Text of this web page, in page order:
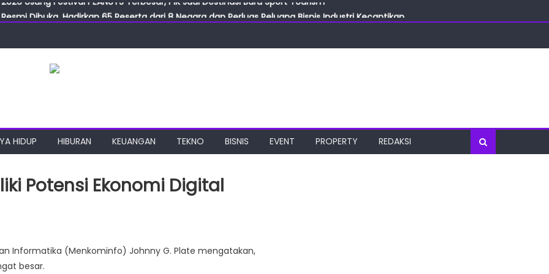
Dibuka, Hadirkan 65 Peserta dari 8 Negara dan Perluas Peluang Bisnis Industri Kecantikan
Usung Festival PEANUTS Terbesar, PIK Jadi Destinasi Baru Sport Tourism
HIDUP HIBURAN KEUANGAN TEKNO BISNIS EVENT PROPERTY REDAKSI
Potensi Ekonomi Digital
Informatika (Menkominfo) Johnny G. Plate mengatakan,
besar.